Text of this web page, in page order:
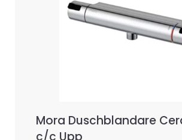
Mora Duschblandare
c/c Upp